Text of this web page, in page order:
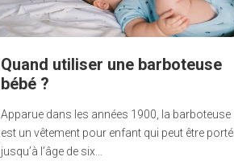
Quand utiliser une barboteuse
bébé ?
Apparue dans les années 1900, la barboteuse
est un vêtement pour enfant qui peut être porté
jusqu’à l’âge de six…